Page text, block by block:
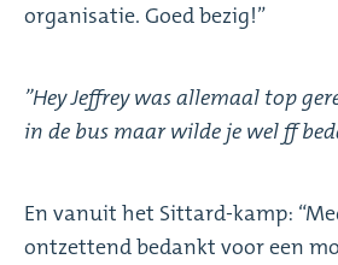
organisatie. Goed bezig!”
”Hey Jeffrey was allemaal top
in de bus maar wilde je wel ff
En vanuit het Sittard-kamp:
ontzettend bedankt voor een